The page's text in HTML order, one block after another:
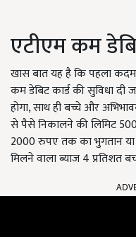
एटीएम कम
खास बात यह है कि पहला
कम डेबिट कार्ड की सुविधा दी
होगा, साथ ही बच्चे और
से पैसे निकालने की लिमिट
2000 रुपए तक का भुगतान
मिलने वाला ब्याज 4 प्रतिशत